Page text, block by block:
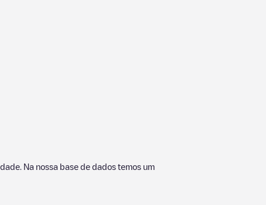
Na nossa base de dados temos um